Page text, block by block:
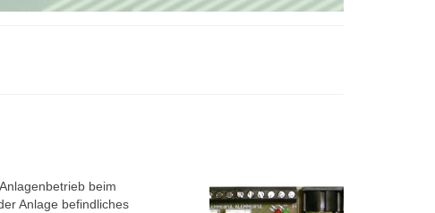
beim
Anlage befindliches